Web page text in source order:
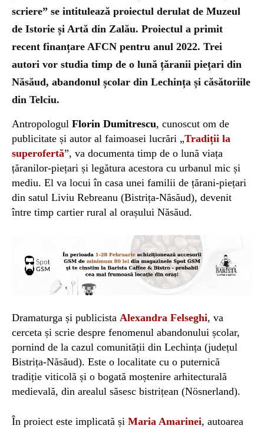
scriere” se intitulează proiectul derulat de Muzeul
de Istorie și Artă din Zalău. Proiectul a primit
recent finanțare AFCN pentru anul 2022. Trei
autori vor studia timp de o lună țăranii piețari din
Năsăud, abandonul școlar din Lechința și căsătoriile
din Telciu.
Antropologul Florin Dumitrescu, cunoscut om de
publicitate și autor al faimoasei lucrări „Tradiții la
superofertă”, va documenta timp de o lună viața
țăranilor-piețari și legătura acestora cu urbanul mic și
mediu. El va locui în casa unei familii de țărani-piețari
din satul Liviu Rebreanu (Bistrița-Năsăud), devenit
între timp cartier rural al orașului Năsăud.
Dramaturga și publicista Alexandra Felseghi, va
cerceta și scrie despre fenomenul abandonului școlar,
pornind de la cazul comunității din Lechința (județul
Bistrița-Năsăud). Este o localitate cu o puternică
tradiție viticolă și o bogată moștenire arhitecturală
medievală, din arealul săsesc bistrițean (Nösnerland).
În proiect este implicată și Maria Amarinei, autoarea